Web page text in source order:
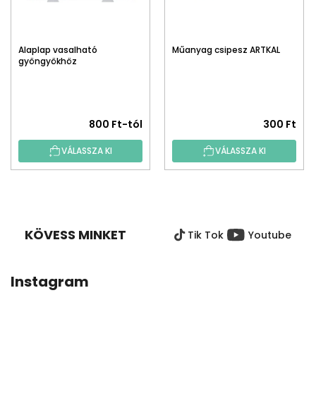
Alaplap vasalható
gyöngyökhöz
800 Ft-tól
VÁLASSZA KI
Műanyag csipesz ARTKAL
300 Ft
VÁLASSZA KI
KÖVESS MINKET Tik Tok Youtube
Instagram